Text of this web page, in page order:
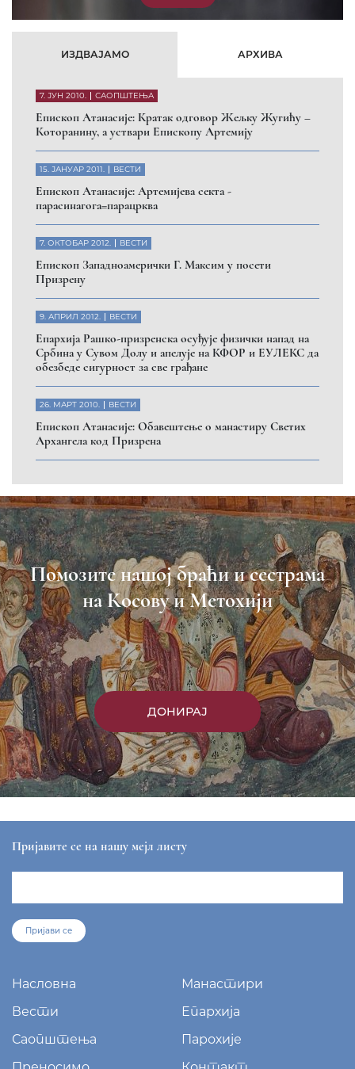
ИЗДВАЈАМО АРХИВА
7. ЈУН 2010. САОПШТЕЊА
Eпископ Атанасије: Кратак одговор Жељку Жугићу –
Которанину, а уствари Епископу Артемију
15. ЈАНУАР 2011. ВЕСТИ
Eпископ Атанасије: Артемијева секта -
парасинагога=парацрква
7. ОКТОБАР 2012. ВЕСТИ
Eпископ Западноамерички Г. Максим у посети
Призрену
9. АПРИЛ 2012. ВЕСТИ
Eпархија Рашко-призренска осуђује физички напад на
Србина у Сувом Долу и апелује на КФОР и ЕУЛЕКС да
обезбеде сигурност за све грађане
26. МАРТ 2010. ВЕСТИ
Eпископ Атанасије: Обавештење о манастиру Светих
Архангела код Призрена
Помозите нашој браћи и сестрама
на Косову и Метохији
ДОНИРАЈ
Пријавите се на нашу мејл листу
Пријави се
Насловна
Манастири
Вести
Епархија
Саопштења
Парохије